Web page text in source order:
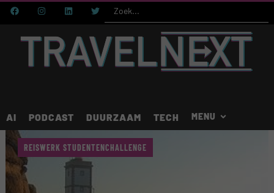
AI PODCAST DUURZAAM TECH
REISWERK STUDENTENCHALLENGE